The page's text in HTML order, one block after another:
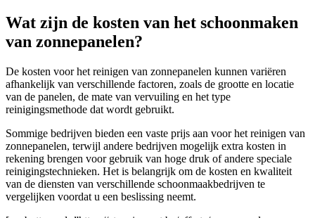
Wat zijn de kosten van het schoonmaken
van zonnepanelen?
De kosten voor het reinigen van zonnepanelen kunnen variëren
afhankelijk van verschillende factoren, zoals de grootte en locatie
van de panelen, de mate van vervuiling en het type
reinigingsmethode dat wordt gebruikt.
Sommige bedrijven bieden een vaste prijs aan voor het reinigen van
zonnepanelen, terwijl andere bedrijven mogelijk extra kosten in
rekening brengen voor gebruik van hoge druk of andere speciale
reinigingstechnieken. Het is belangrijk om de kosten en kwaliteit
van de diensten van verschillende schoonmaakbedrijven te
vergelijken voordat u een beslissing neemt.